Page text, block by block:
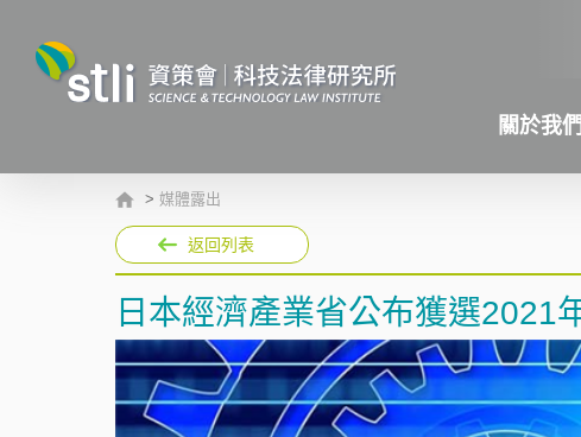
關於我們
> 媒體露出
返回列表
日本經濟產業省公布獲選2021